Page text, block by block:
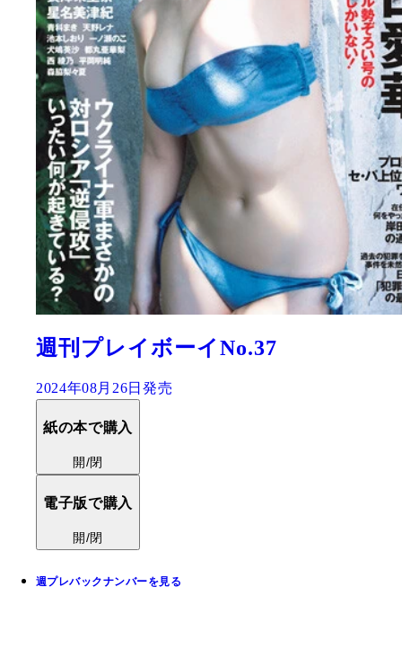
週刊プレイボーイNo.37
2024年08月26日発売
紙の本で購入
開/閉
電子版で購入
開/閉
週プレバックナンバーを見る